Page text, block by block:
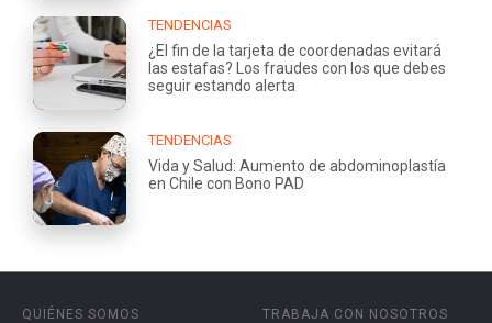
TENDENCIAS
¿El fin de la tarjeta de coordenadas evitará
las estafas? Los fraudes con los que debes
seguir estando alerta
TENDENCIAS
Vida y Salud: Aumento de abdominoplastía
en Chile con Bono PAD
QUIÉNES SOMOS
TRABAJA CON NOSOTROS